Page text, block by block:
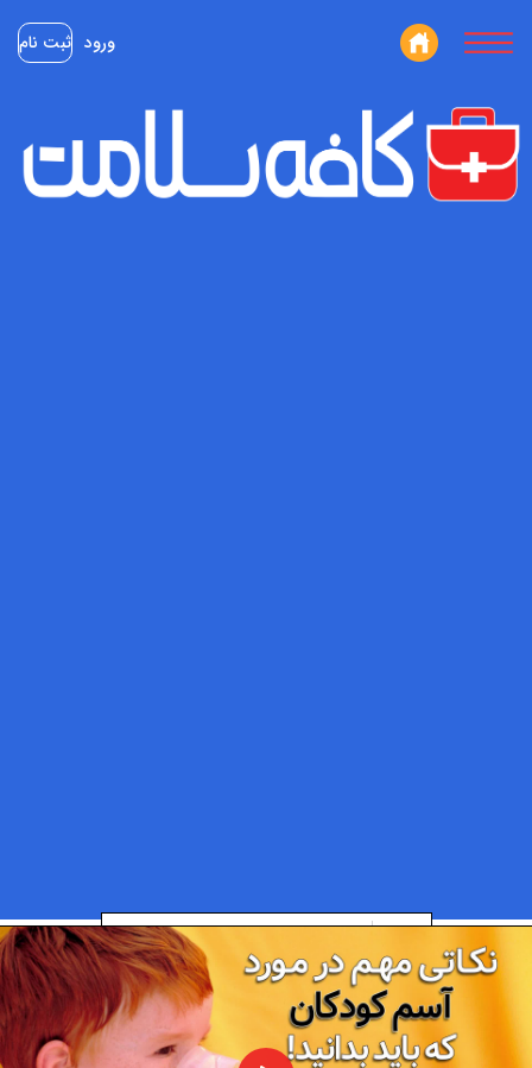
ورود ثبت نام